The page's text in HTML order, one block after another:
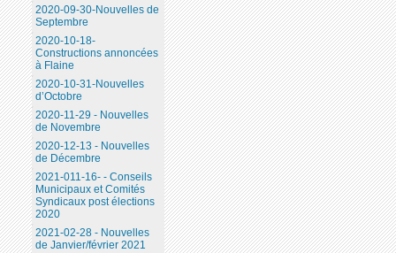
2020-09-30-Nouvelles de
Septembre
2020-10-18-
Constructions annoncées
à Flaine
2020-10-31-Nouvelles
d’Octobre
2020-11-29 - Nouvelles
de Novembre
2020-12-13 - Nouvelles
de Décembre
2021-011-16- - Conseils
Municipaux et Comités
Syndicaux post élections
2020
2021-02-28 - Nouvelles
de Janvier/février 2021